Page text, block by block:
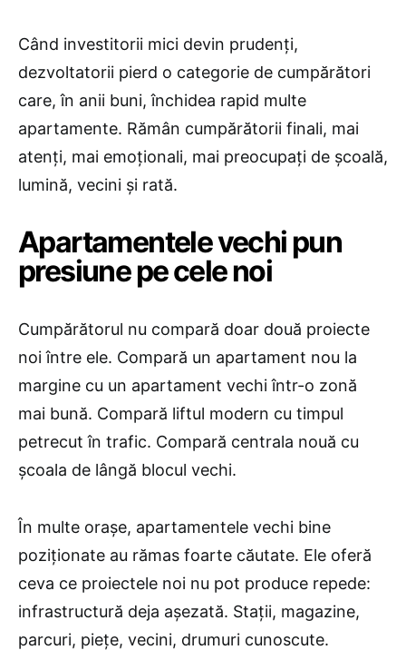
Când investitorii mici devin prudenți,
dezvoltatorii pierd o categorie de cumpărători
care, în anii buni, închidea rapid multe
apartamente. Rămân cumpărătorii finali, mai
atenți, mai emoționali, mai preocupați de școală,
lumină, vecini și rată.
Apartamentele vechi pun
presiune pe cele noi
Cumpărătorul nu compară doar două proiecte
noi între ele. Compară un apartament nou la
margine cu un apartament vechi într-o zonă
mai bună. Compară liftul modern cu timpul
petrecut în trafic. Compară centrala nouă cu
școala de lângă blocul vechi.
În multe orașe, apartamentele vechi bine
poziționate au rămas foarte căutate. Ele oferă
ceva ce proiectele noi nu pot produce repede:
infrastructură deja așezată. Stații, magazine,
parcuri, piețe, vecini, drumuri cunoscute.